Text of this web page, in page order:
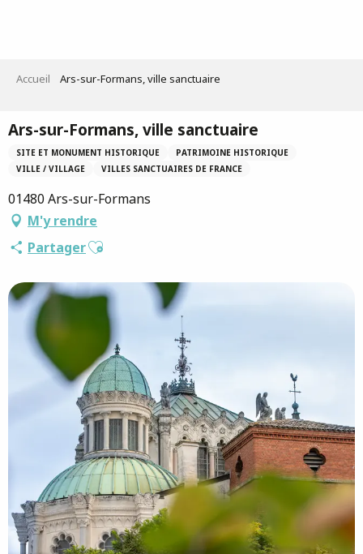
Accueil Ars-sur-Formans, ville sanctuaire
Ars-sur-Formans, ville sanctuaire
SITE ET MONUMENT HISTORIQUE
PATRIMOINE HISTORIQUE
VILLE / VILLAGE
VILLES SANCTUAIRES DE FRANCE
01480 Ars-sur-Formans
M'y rendre
PartagerAjouter aux favoris